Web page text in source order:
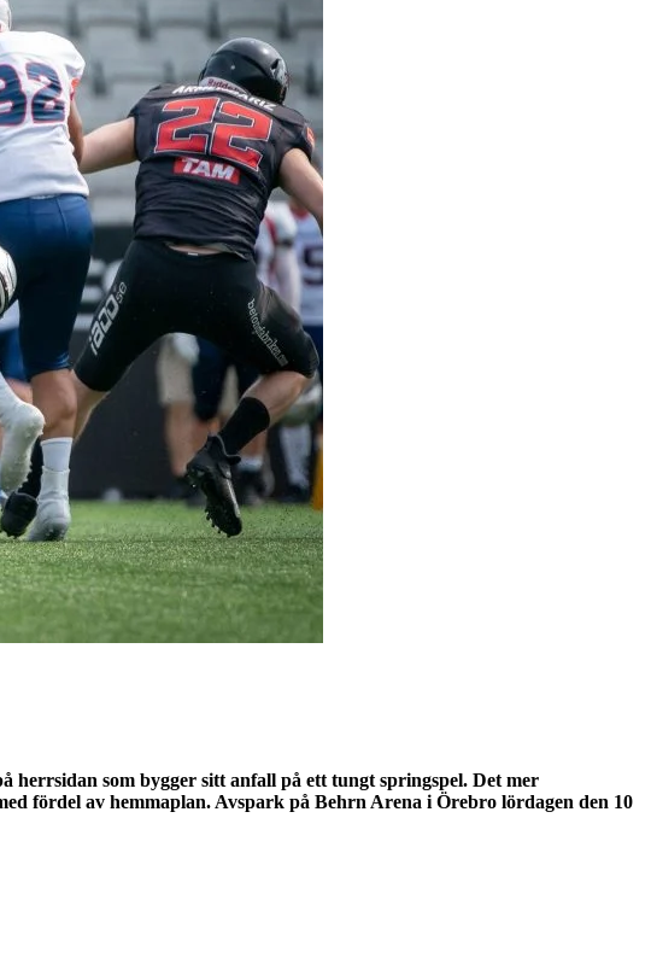
herrsidan som bygger sitt anfall på ett tungt springspel. Det mer
fördel av hemmaplan. Avspark på Behrn Arena i Örebro lördagen den 10